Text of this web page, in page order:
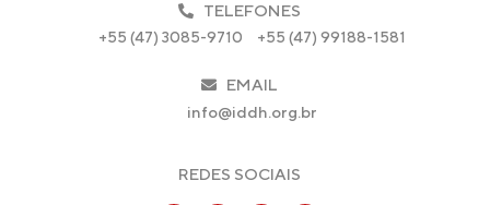
TELEFONES
+55 (47) 3085-9710 +55 (47) 99188-1581
EMAIL
info@iddh.org.br
REDES SOCIAIS